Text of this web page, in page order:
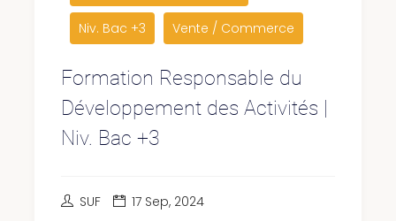
Niv. Bac +3 Vente / Commerce
Formation Responsable du
Développement des Activités |
Niv. Bac +3
SUF 17 Sep, 2024